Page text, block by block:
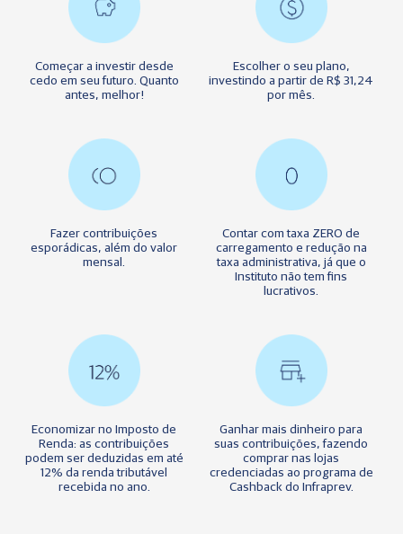
Começar a investir desde
cedo em seu futuro. Quanto
antes, melhor!
Escolher o seu plano,
investindo a partir de R$ 31,24
por mês.
Fazer contribuições
esporádicas, além do valor
mensal.
Contar com taxa ZERO de
carregamento e redução na
taxa administrativa, já que o
Instituto não tem fins
lucrativos.
Economizar no Imposto de
Renda: as contribuições
podem ser deduzidas em até
12% da renda tributável
recebida no ano.
Ganhar mais dinheiro para
suas contribuições, fazendo
comprar nas lojas
credenciadas ao programa de
Cashback do Infraprev.